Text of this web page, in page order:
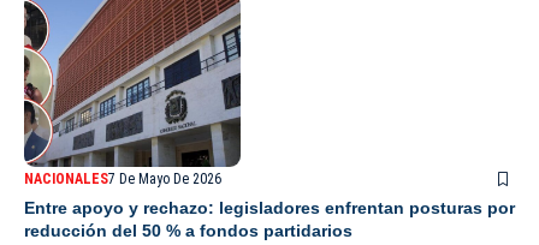
NACIONALES7 De Mayo De 2026
Entre apoyo y rechazo: legisladores enfrentan posturas por
reducción del 50 % a fondos partidarios